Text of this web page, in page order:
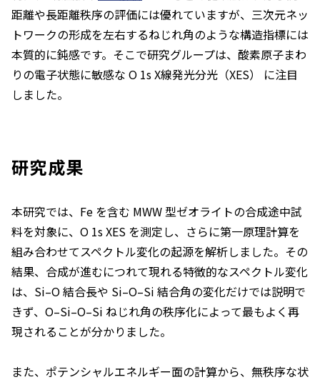
距離や長距離秩序の評価には優れていますが、三次元ネッ
トワークの形成を左右するねじれ角のような構造指標には
本質的に鈍感です。そこで研究グループは、酸素原子まわ
りの電子状態に敏感な O 1s X線発光分光（XES） に注目
しました。
研究成果
本研究では、Fe を含む MWW 型ゼオライトの合成途中試
料を対象に、O 1s XES を測定し、さらに第一原理計算を
組み合わせてスペクトル変化の起源を解析しました。その
結果、合成が進むにつれて現れる特徴的なスペクトル変化
は、Si–O 結合長や Si–O–Si 結合角の変化だけでは説明で
きず、O–Si–O–Si ねじれ角の秩序化によって最もよく再
現されることが分かりました。
また、ポテンシャルエネルギー面の計算から、無秩序な状